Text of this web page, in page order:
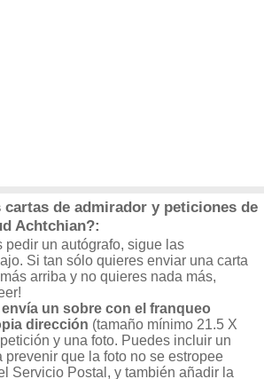
cartas de admirador y peticiones de
Achtchian?:
pedir un autógrafo, sigue las
Si tan sólo quieres enviar una carta
arriba y no quieres nada más,
envía un sobre con el franqueo
dirección (tamaño mínimo 21.5 X
y una foto. Puedes incluir un
prevenir que la foto no se estropee
Servicio Postal, y también añadir la